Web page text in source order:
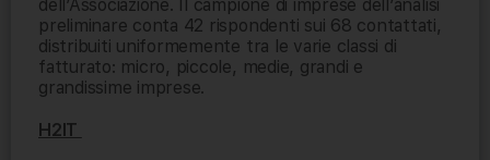
dell’Associazione. Il campione di imprese dell’analisi
preliminare conta 42 rispondenti sui 68 contattati,
distribuiti uniformemente tra le varie classi di
fatturato: micro, piccole, medie, grandi e
grandissime imprese.
H2IT